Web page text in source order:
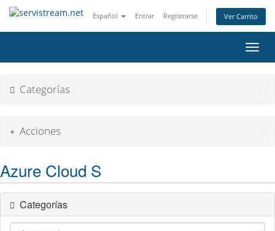
Español Entrar Registrarse Ver Carrito
Categorías
Acciones
Azure Cloud S
Categorías